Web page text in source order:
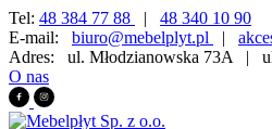
Tel: 48 384 77 88 | 48 340 10 90
E-mail: biuro@mebelplyt.pl |
Adres: ul. Młodzianowska 73A |
O nas